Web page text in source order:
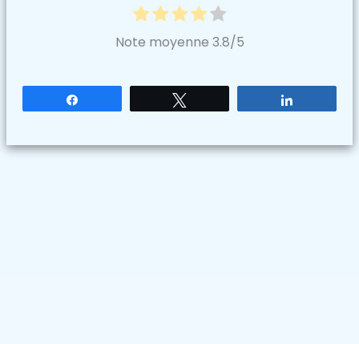
Note moyenne 3.8/5